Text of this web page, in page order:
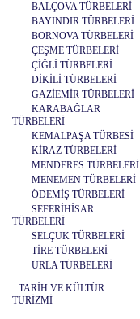
BALÇOVA TÜRBELERİ
BAYINDIR TÜRBELERİ
BORNOVA TÜRBELERİ
ÇEŞME TÜRBELERİ
ÇİĞLİ TÜRBELERİ
DİKİLİ TÜRBELERİ
GAZİEMİR TÜRBELERİ
KARABAĞLAR
TÜRBELERİ
KEMALPAŞA TÜRBESİ
KİRAZ TÜRBELERİ
MENDERES TÜRBELERİ
MENEMEN TÜRBELERİ
ÖDEMİŞ TÜRBELERİ
SEFERİHİSAR
TÜRBELERİ
SELÇUK TÜRBELERİ
TİRE TÜRBELERİ
URLA TÜRBELERİ
TARİH VE KÜLTÜR
TURİZMİ